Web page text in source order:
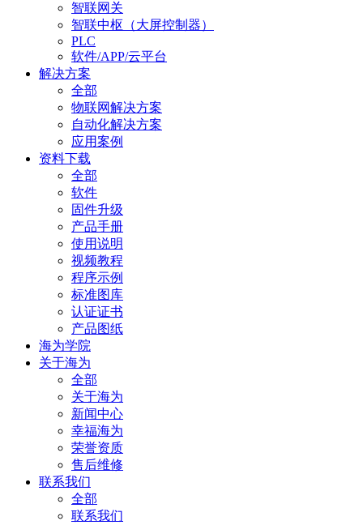
智联网关
智联中枢（大屏控制器）
PLC
软件/APP/云平台
解决方案
全部
物联网解决方案
自动化解决方案
应用案例
资料下载
全部
软件
固件升级
产品手册
使用说明
视频教程
程序示例
标准图库
认证证书
产品图纸
海为学院
关于海为
全部
关于海为
新闻中心
幸福海为
荣誉资质
售后维修
联系我们
全部
联系我们